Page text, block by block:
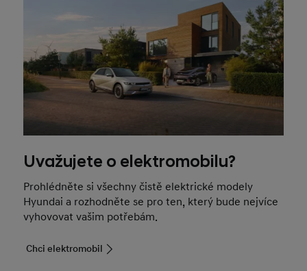
Uvažujete o elektromobilu?
Prohlédněte si všechny čistě elektrické modely
Hyundai a rozhodněte se pro ten, který bude nejvíce
vyhovovat vašim potřebám.
Chci elektromobil